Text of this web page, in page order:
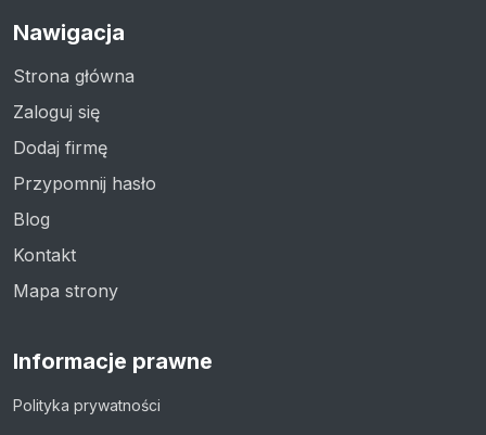
Nawigacja
Strona główna
Zaloguj się
Dodaj firmę
Przypomnij hasło
Blog
Kontakt
Mapa strony
Informacje prawne
Polityka prywatności